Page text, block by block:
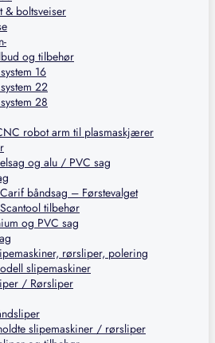
& boltsveiser
og tilbehør
16
22
28
robot arm til plasmaskjærer
og alu / PVC sag
Carif båndsag – Førstevalget
Scantool tilbehør
og PVC sag
rørsliper, polering
slipemaskiner
/ Rørsliper
slipemaskiner / rørsliper